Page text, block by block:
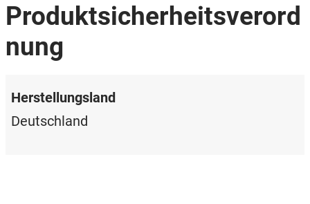
Produktsicherheitsverord
nung
Herstellungsland
Deutschland